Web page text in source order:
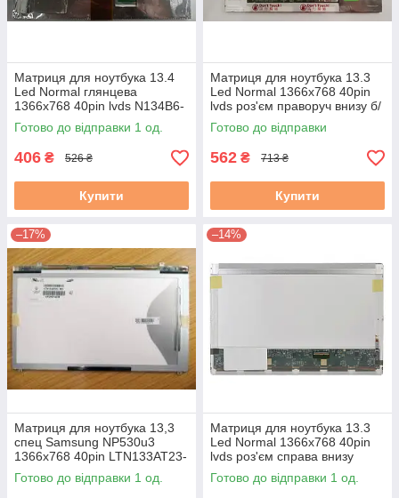
Матриця для ноутбука 13.4
Led Normal глянцева
1366x768 40pin lvds N134B6-
l02 Touch Screen бу
Готово до відправки 1 од.
406 ₴ 526 ₴
Купити
Матриця для ноутбука 13.3
Led Normal 1366x768 40pin
lvds роз'єм праворуч внизу б/
в
Готово до відправки
562 ₴ 713 ₴
Купити
–17%
Матриця для ноутбука 13,3
спец Samsung NP530u3
1366x768 40pin LTN133AT23-
801 вертикальні вуха б/в
Готово до відправки 1 од.
–14%
Матриця для ноутбука 13.3
Led Normal 1366x768 40pin
lvds роз'єм справа внизу
B140XW01 нов
Готово до відправки 1 од.